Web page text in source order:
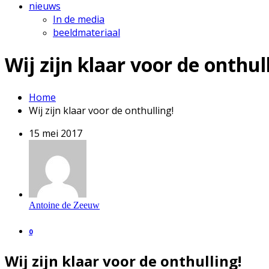
nieuws
In de media
beeldmateriaal
Wij zijn klaar voor de
Home
Wij zijn klaar voor de onthulling!
15 mei 2017
Antoine de Zeeuw
0
Wij zijn klaar voor de onthulling!